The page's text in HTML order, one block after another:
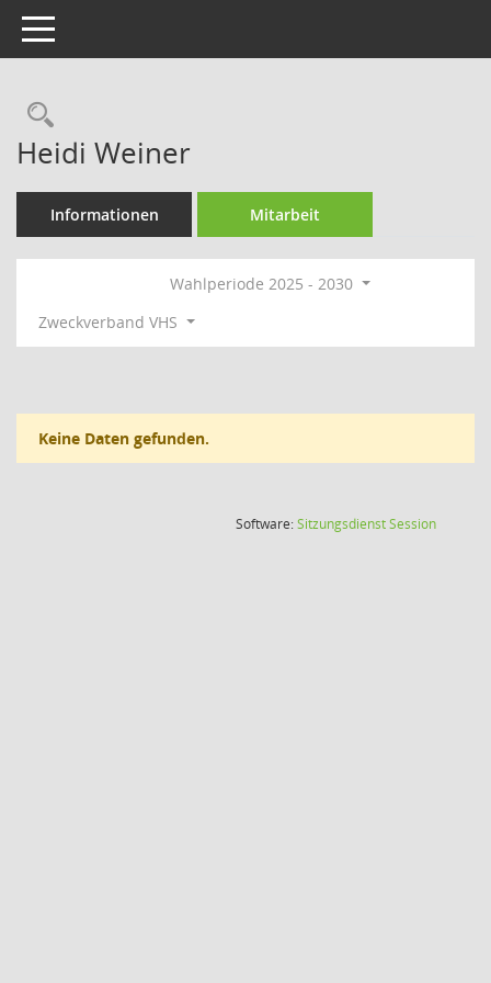
Toggle navigation
Rechercheauswahl
Heidi Weiner
Informationen Mitarbeit
Wahlperiode 2025 - 2030
Zweckverband VHS
Keine Daten gefunden.
Software:SitzungsdienstSession(Wird in